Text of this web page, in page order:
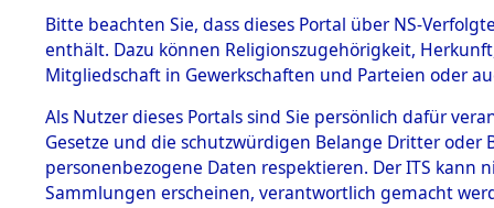
BESTÄNDE
1.
mente
5. Verschiedenes
5.3
Todesmärsche
Bitte beachten Sie, dass dieses Portal über NS-
enthält. Dazu können Religionszugehörigkeit,
Mitgliedschaft in Gewerkschaften und Parteien oder
Als Nutzer dieses Portals sind Sie persönlich dafür
Gesetze und die schutzwürdigen Belange Dritter
personenbezogene Daten respektieren. Der ITS
Sammlungen erscheinen, verantwortlich gemacht